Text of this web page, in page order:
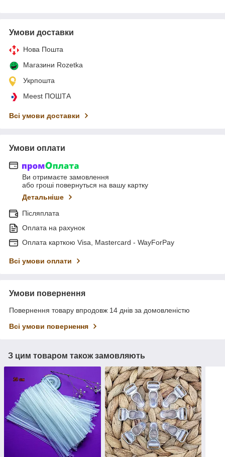
Умови доставки
Нова Пошта
Магазини Rozetka
Укрпошта
Meest ПОШТА
Всі умови доставки
Умови оплати
Ви отримаєте замовлення
або гроші повернуться на вашу картку
Детальніше
Післяплата
Оплата на рахунок
Оплата карткою Visa, Mastercard - WayForPay
Всі умови оплати
Умови повернення
Повернення товару впродовж 14 днів за домовленістю
Всі умови повернення
З цим товаром також замовляють